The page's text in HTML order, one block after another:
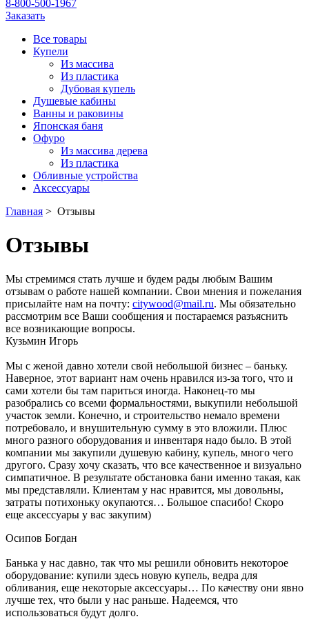
8-800-500-1967
Заказать
Все товары
Купели
Из массива
Из пластика
Дубовая купель
Душевые кабины
Ванны и раковины
Японская баня
Офуро
Из массива дерева
Из пластика
Обливные устройства
Аксессуары
Главная > Отзывы
Отзывы
Мы стремимся стать лучше и будем рады любым Вашим
отзывам о работе нашей компании. Свои мнения и пожелания
присылайте нам на почту: citywood@mail.ru. Мы обязательно
рассмотрим все Ваши сообщения и постараемся разъяснить
все возникающие вопросы.
Кузьмин Игорь
Мы с женой давно хотели свой небольшой бизнес – баньку.
Наверное, этот вариант нам очень нравился из-за того, что и
сами хотели бы там париться иногда. Наконец-то мы
разобрались со всеми формальностями, выкупили небольшой
участок земли. Конечно, и строительство немало времени
потребовало, и внушительную сумму в это вложили. Плюс
много разного оборудования и инвентаря надо было. В этой
компании мы закупили душевую кабину, купель, много чего
другого. Сразу хочу сказать, что все качественное и визуально
симпатичное. В результате обстановка бани именно такая, как
мы представляли. Клиентам у нас нравится, мы довольны,
затраты потихоньку окупаются… Большое спасибо! Скоро
еще аксессуары у вас закупим)
Осипов Богдан
Банька у нас давно, так что мы решили обновить некоторое
оборудование: купили здесь новую купель, ведра для
обливания, еще некоторые аксессуары… По качеству они явно
лучше тех, что были у нас раньше. Надеемся, что
использоваться будут долго.